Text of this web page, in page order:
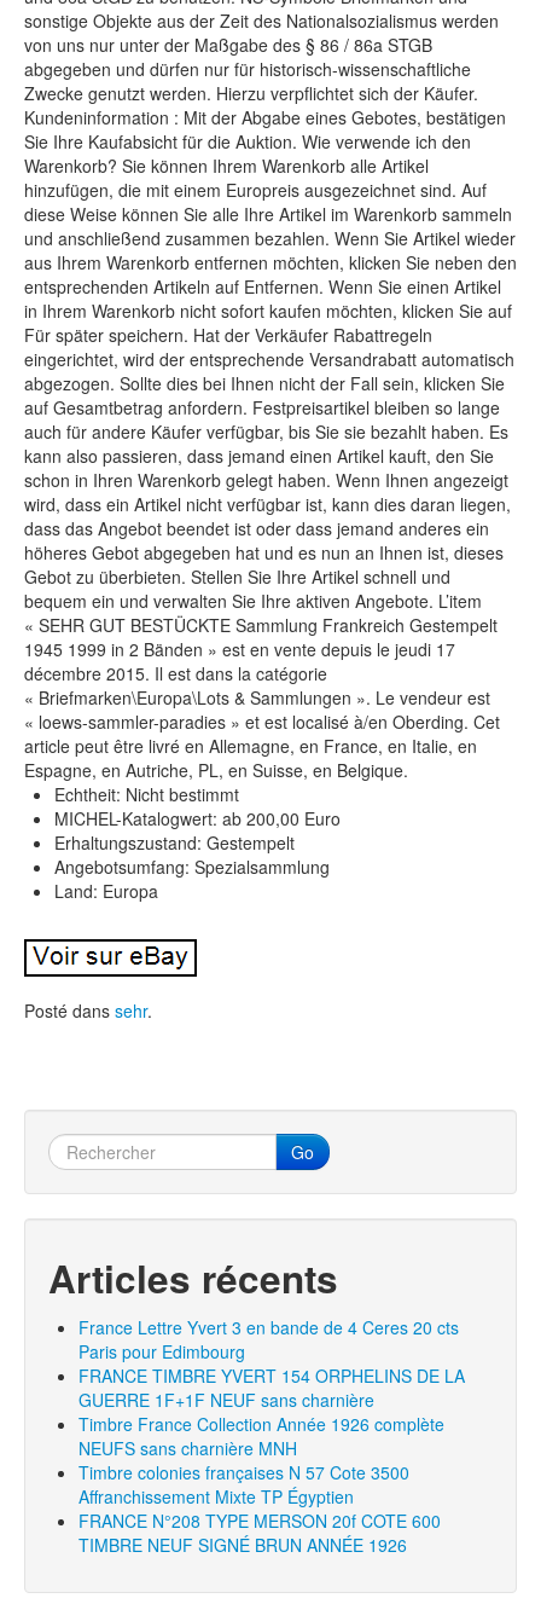
sonstige Objekte aus der Zeit des Nationalsozialismus werden
von uns nur unter der Maßgabe des § 86 / 86a STGB
abgegeben und dürfen nur für historisch-wissenschaftliche
Zwecke genutzt werden. Hierzu verpflichtet sich der Käufer.
Kundeninformation : Mit der Abgabe eines Gebotes, bestätigen
Sie Ihre Kaufabsicht für die Auktion. Wie verwende ich den
Warenkorb? Sie können Ihrem Warenkorb alle Artikel
hinzufügen, die mit einem Europreis ausgezeichnet sind. Auf
diese Weise können Sie alle Ihre Artikel im Warenkorb sammeln
und anschließend zusammen bezahlen. Wenn Sie Artikel wieder
aus Ihrem Warenkorb entfernen möchten, klicken Sie neben den
entsprechenden Artikeln auf Entfernen. Wenn Sie einen Artikel
in Ihrem Warenkorb nicht sofort kaufen möchten, klicken Sie auf
Für später speichern. Hat der Verkäufer Rabattregeln
eingerichtet, wird der entsprechende Versandrabatt automatisch
abgezogen. Sollte dies bei Ihnen nicht der Fall sein, klicken Sie
auf Gesamtbetrag anfordern. Festpreisartikel bleiben so lange
auch für andere Käufer verfügbar, bis Sie sie bezahlt haben. Es
kann also passieren, dass jemand einen Artikel kauft, den Sie
schon in Ihren Warenkorb gelegt haben. Wenn Ihnen angezeigt
wird, dass ein Artikel nicht verfügbar ist, kann dies daran liegen,
dass das Angebot beendet ist oder dass jemand anderes ein
höheres Gebot abgegeben hat und es nun an Ihnen ist, dieses
Gebot zu überbieten. Stellen Sie Ihre Artikel schnell und
bequem ein und verwalten Sie Ihre aktiven Angebote. L’item
« SEHR GUT BESTÜCKTE Sammlung Frankreich Gestempelt
1945 1999 in 2 Bänden » est en vente depuis le jeudi 17
décembre 2015. Il est dans la catégorie
« Briefmarken\Europa\Lots & Sammlungen ». Le vendeur est
« loews-sammler-paradies » et est localisé à/en Oberding. Cet
article peut être livré en Allemagne, en France, en Italie, en
Espagne, en Autriche, PL, en Suisse, en Belgique.
Echtheit: Nicht bestimmt
MICHEL-Katalogwert: ab 200,00 Euro
Erhaltungszustand: Gestempelt
Angebotsumfang: Spezialsammlung
Land: Europa
Posté dans sehr.
Go
Articles récents
France Lettre Yvert 3 en bande de 4 Ceres 20 cts
Paris pour Edimbourg
FRANCE TIMBRE YVERT 154 ORPHELINS DE LA
GUERRE 1F+1F NEUF sans charnière
Timbre France Collection Année 1926 complète
NEUFS sans charnière MNH
Timbre colonies françaises N 57 Cote 3500
Affranchissement Mixte TP Égyptien
FRANCE N°208 TYPE MERSON 20f COTE 600
TIMBRE NEUF SIGNÉ BRUN ANNÉE 1926